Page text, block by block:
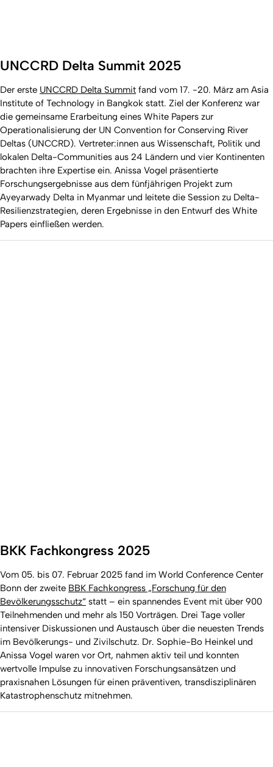
UNCCRD Delta Summit 2025
Der erste UNCCRD Delta Summit fand vom 17. -20. März am Asia
Institute of Technology in Bangkok statt. Ziel der Konferenz war
die gemeinsame Erarbeitung eines White Papers zur
Operationalisierung der UN Convention for Conserving River
Deltas (UNCCRD). Vertreter:innen aus Wissenschaft, Politik und
lokalen Delta-Communities aus 24 Ländern und vier Kontinenten
brachten ihre Expertise ein. Anissa Vogel präsentierte
Forschungsergebnisse aus dem fünfjährigen Projekt zum
Ayeyarwady Delta in Myanmar und leitete die Session zu Delta-
Resilienzstrategien, deren Ergebnisse in den Entwurf des White
Papers einfließen werden.
BKK Fachkongress 2025
Vom 05. bis 07. Februar 2025 fand im World Conference Center
Bonn der zweite BBK Fachkongress „Forschung für den
Bevölkerungsschutz“ statt – ein spannendes Event mit über 900
Teilnehmenden und mehr als 150 Vorträgen. Drei Tage voller
intensiver Diskussionen und Austausch über die neuesten Trends
im Bevölkerungs- und Zivilschutz. Dr. Sophie-Bo Heinkel und
Anissa Vogel waren vor Ort, nahmen aktiv teil und konnten
wertvolle Impulse zu innovativen Forschungsansätzen und
praxisnahen Lösungen für einen präventiven, transdisziplinären
Katastrophenschutz mitnehmen.